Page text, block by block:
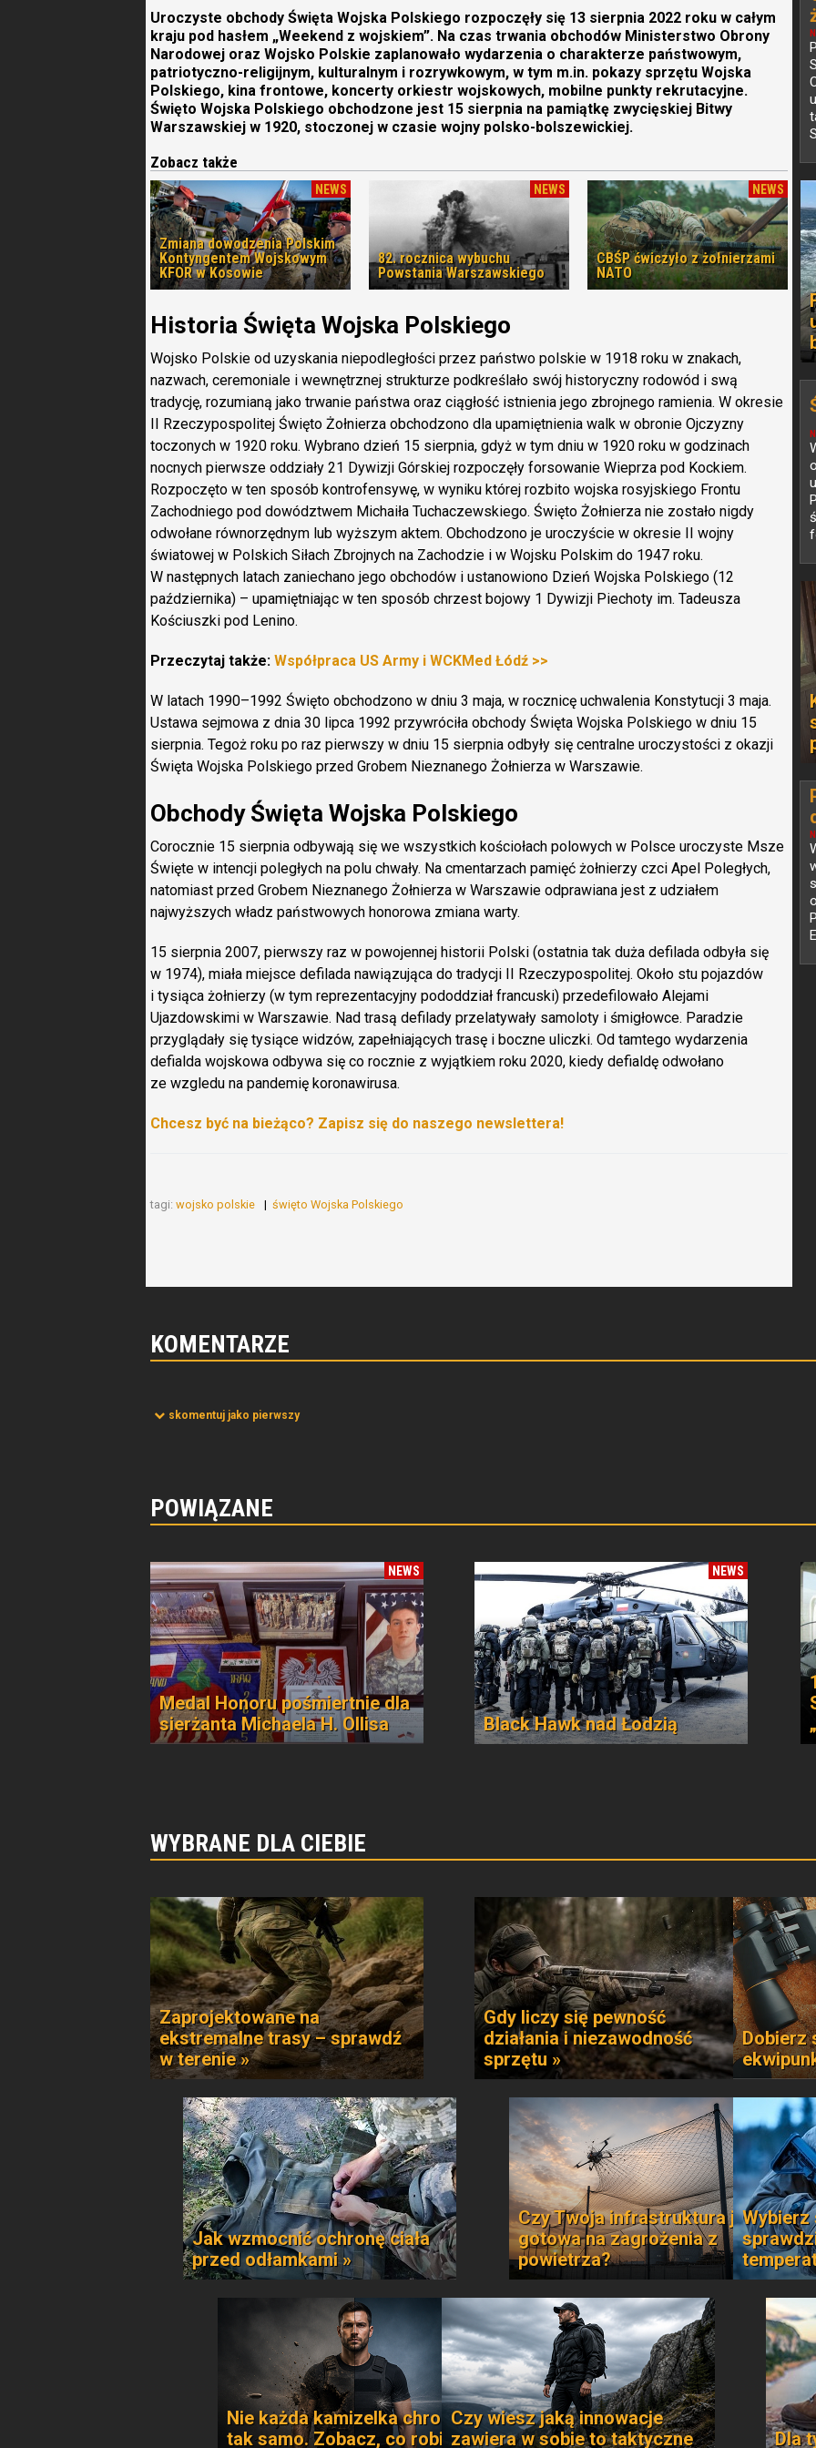
Uroczyste obchody Święta Wojska Polskiego rozpoczęły się 13 sierpnia 2022 roku w całym
kraju pod hasłem „Weekend z wojskiem”. Na czas trwania obchodów Ministerstwo Obrony
Narodowej oraz Wojsko Polskie zaplanowało wydarzenia o charakterze państwowym,
patriotyczno-religijnym, kulturalnym i rozrywkowym, w tym m.in. pokazy sprzętu Wojska
Polskiego, kina frontowe, koncerty orkiestr wojskowych, mobilne punkty rekrutacyjne.
Święto Wojska Polskiego obchodzone jest 15 sierpnia na pamiątkę zwycięskiej Bitwy
Warszawskiej w 1920, stoczonej w czasie wojny polsko-bolszewickiej.
Zobacz także
NEWS
Zmiana dowodzenia Polskim
Kontyngentem Wojskowym
KFOR w Kosowie
NEWS
82. rocznica wybuchu
Powstania Warszawskiego
NEWS
CBŚP ćwiczyło z żołnierzami
NATO
Historia Święta Wojska Polskiego
Wojsko Polskie od uzyskania niepodległości przez państwo polskie w 1918 roku w znakach,
nazwach, ceremoniale i wewnętrznej strukturze podkreślało swój historyczny rodowód i swą
tradycję, rozumianą jako trwanie państwa oraz ciągłość istnienia jego zbrojnego ramienia. W okresie
II Rzeczypospolitej Święto Żołnierza obchodzono dla upamiętnienia walk w obronie Ojczyzny
toczonych w 1920 roku. Wybrano dzień 15 sierpnia, gdyż w tym dniu w 1920 roku w godzinach
nocnych pierwsze oddziały 21 Dywizji Górskiej rozpoczęły forsowanie Wieprza pod Kockiem.
Rozpoczęto w ten sposób kontrofensywę, w wyniku której rozbito wojska rosyjskiego Frontu
Zachodniego pod dowództwem Michaiła Tuchaczewskiego. Święto Żołnierza nie zostało nigdy
odwołane równorzędnym lub wyższym aktem. Obchodzono je uroczyście w okresie II wojny
światowej w Polskich Siłach Zbrojnych na Zachodzie i w Wojsku Polskim do 1947 roku.
W następnych latach zaniechano jego obchodów i ustanowiono Dzień Wojska Polskiego (12
października) – upamiętniając w ten sposób chrzest bojowy 1 Dywizji Piechoty im. Tadeusza
Kościuszki pod Lenino.
Przeczytaj także: Współpraca US Army i WCKMed Łódź >>
W latach 1990–1992 Święto obchodzono w dniu 3 maja, w rocznicę uchwalenia Konstytucji 3 maja.
Ustawa sejmowa z dnia 30 lipca 1992 przywróciła obchody Święta Wojska Polskiego w dniu 15
sierpnia. Tegoż roku po raz pierwszy w dniu 15 sierpnia odbyły się centralne uroczystości z okazji
Święta Wojska Polskiego przed Grobem Nieznanego Żołnierza w Warszawie.
Obchody Święta Wojska Polskiego
Corocznie 15 sierpnia odbywają się we wszystkich kościołach polowych w Polsce uroczyste Msze
Święte w intencji poległych na polu chwały. Na cmentarzach pamięć żołnierzy czci Apel Poległych,
natomiast przed Grobem Nieznanego Żołnierza w Warszawie odprawiana jest z udziałem
najwyższych władz państwowych honorowa zmiana warty.
15 sierpnia 2007, pierwszy raz w powojennej historii Polski (ostatnia tak duża defilada odbyła się
w 1974), miała miejsce defilada nawiązująca do tradycji II Rzeczypospolitej. Około stu pojazdów
i tysiąca żołnierzy (w tym reprezentacyjny pododdział francuski) przedefilowało Alejami
Ujazdowskimi w Warszawie. Nad trasą defilady przelatywały samoloty i śmigłowce. Paradzie
przyglądały się tysiące widzów, zapełniających trasę i boczne uliczki. Od tamtego wydarzenia
defialda wojskowa odbywa się co rocznie z wyjątkiem roku 2020, kiedy defialdę odwołano
ze wzgledu na pandemię koronawirusa.
Chcesz być na bieżąco? Zapisz się do naszego newslettera!
tagi: wojsko polskie święto Wojska Polskiego
KOMENTARZE
skomentuj jako pierwszy
POWIĄZANE
NEWS
Medal Honoru pośmiertnie dla
sierżanta Michaela H. Ollisa
NEWS
Black Hawk nad Łodzią
WYBRANE DLA CIEBIE
Zaprojektowane na
ekstremalne trasy – sprawdź
w terenie »
Gdy liczy się pewność
działania i niezawodność
sprzętu »
Dobierz
Jak wzmocnić ochronę ciała
przed odłamkami »
Czy Twoja infrastruktura jest
gotowa na zagrożenia z
powietrza?
Nie każda kamizelka chroni
tak samo. Zobacz, co robi
Czy wiesz jaką innowacje
zawiera w sobie to taktyczne
Dla